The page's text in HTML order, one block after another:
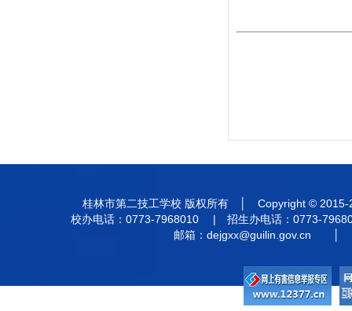
桂林市第二技工学校 版权所有 │ Copyright ©
校办电话：0773-7968010 | 招生办电话：0773-
邮箱： dejgxx@guilin.gov.cn